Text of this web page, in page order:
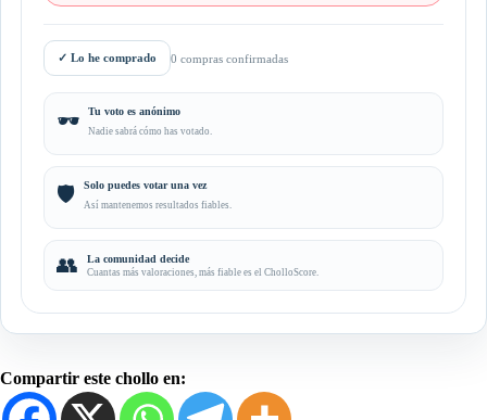
✓ Lo he comprado 0 compras confirmadas
🕶️ Tu voto es anónimo
Nadie sabrá cómo has votado.
🛡️ Solo puedes votar una vez
Así mantenemos resultados fiables.
👥 La comunidad decide
Cuantas más valoraciones, más fiable es el CholloScore.
Compartir este chollo en: